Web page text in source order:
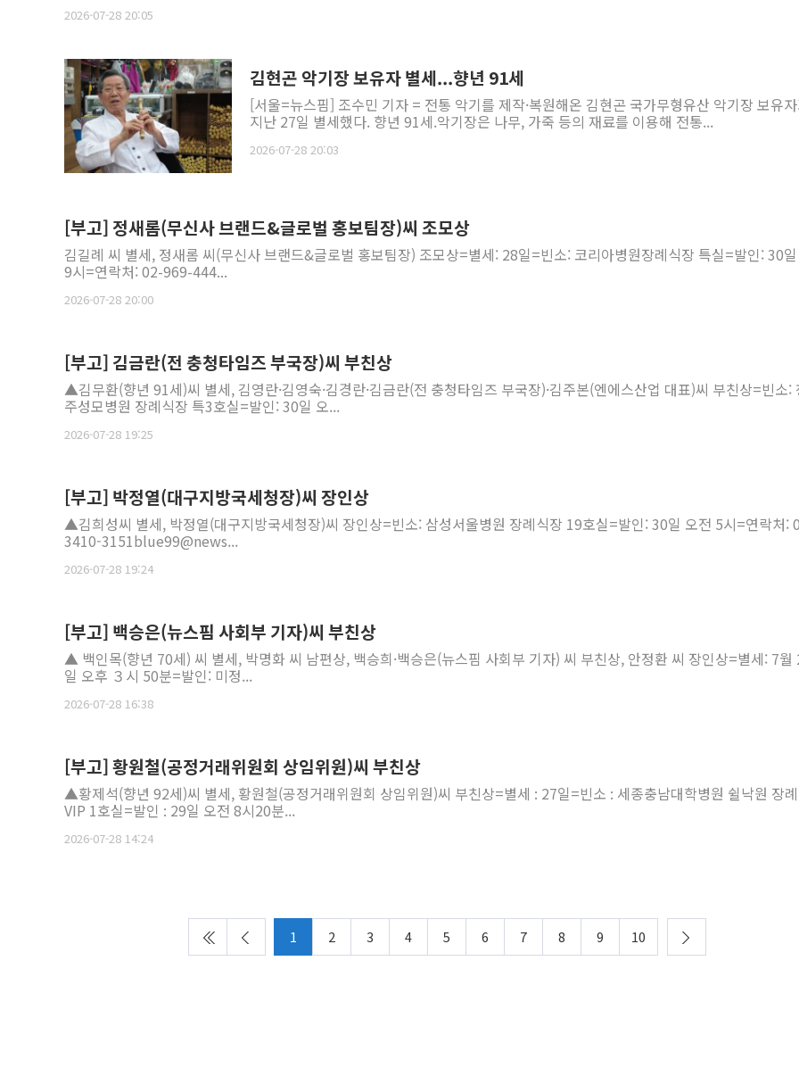
2026-07-28 20:05
김현곤 악기장 보유자 별세...향년 91세
[서울=뉴스핌] 조수민 기자 = 전통 악기를 제작·복원해온 김현곤 국가무형유산 악기장 보유
지난 27일 별세했다. 향년 91세.악기장은 나무, 가죽 등의 재료를 이용해 전통...
2026-07-28 20:03
[부고] 정새롬(무신사 브랜드&글로벌 홍보팀장)씨 조모상
김길례 씨 별세, 정새롬 씨(무신사 브랜드&글로벌 홍보팀장) 조모상=별세: 28일=빈소: 코리아병원장례식장 특실=발인: 30
9시=연락처: 02-969-444...
2026-07-28 20:00
[부고] 김금란(전 충청타임즈 부국장)씨 부친상
▲김무환(향년 91세)씨 별세, 김영란·김영숙·김경란·김금란(전 충청타임즈 부국장)·김주본(엔에스산업 대표)씨 부친상=빈소:
주성모병원 장례식장 특3호실=발인: 30일 오...
2026-07-28 19:25
[부고] 박정열(대구지방국세청장)씨 장인상
▲김희성씨 별세, 박정열(대구지방국세청장)씨 장인상=빈소: 삼성서울병원 장례식장 19호실=발인: 30일 오전 5시=연락처:
3410-3151blue99@news...
2026-07-28 19:24
[부고] 백승은(뉴스핌 사회부 기자)씨 부친상
▲ 백인목(향년 70세) 씨 별세, 박명화 씨 남편상, 백승희·백승은(뉴스핌 사회부 기자) 씨 부친상, 안정환 씨 장인상=별세: 7월
일 오후 ３시 50분=발인: 미정...
2026-07-28 16:38
[부고] 황원철(공정거래위원회 상임위원)씨 부친상
▲황제석(향년 92세)씨 별세, 황원철(공정거래위원회 상임위원)씨 부친상=별세 : 27일=빈소 : 세종충남대학병원 쉴낙원 장
VIP 1호실=발인 : 29일 오전 8시20분...
2026-07-28 14:24
1 2 3 4 5 6 7 8 9 10